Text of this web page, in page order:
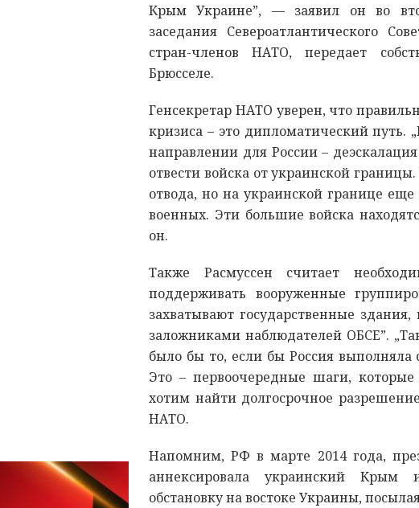
Крым Украине”, — заявил он во
заседания Североатлантического
стран-членов НАТО, передает
Брюсселе.
Генсекретар НАТО уверен, что
кризиса – это дипломатический
направлении для России –
отвести войска от украинской
отвода, но на украинской границе
военных. Эти большие войска
он.
Также Расмуссен считает
поддерживать вооруженные
захватывают государственные
заложниками наблюдателей ОБСЕ”.
было бы то, если бы Россия выполняла
Это – первоочередные шаги,
хотим найти долгосрочное
НАТО.
Напомним, РФ в марте 2014 года,
аннексировала украинский Крым
обстановку на востоке Украины,